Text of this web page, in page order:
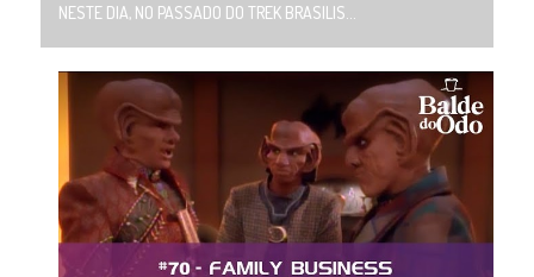
NESTE DIA, NO PASSADO DO TREK BRASILIS...